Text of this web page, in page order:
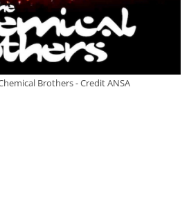
Brothers - Credit ANSA